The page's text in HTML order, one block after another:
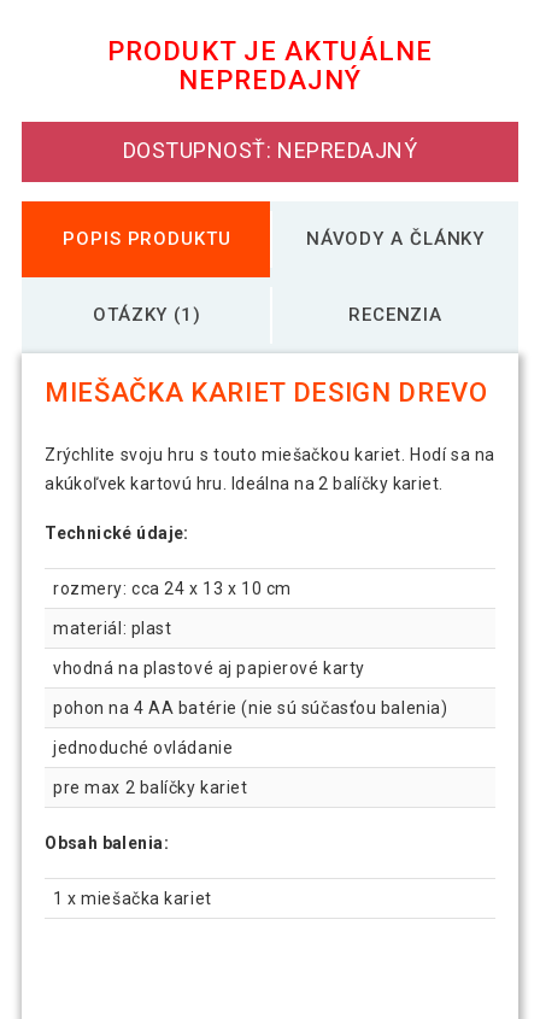
PRODUKT JE AKTUÁLNE
NEPREDAJNÝ
DOSTUPNOSŤ: NEPREDAJNÝ
POPIS PRODUKTU NÁVODY A ČLÁNKY
OTÁZKY (1) RECENZIA
MIEŠAČKA KARIET DESIGN DREVO
Zrýchlite svoju hru s touto miešačkou kariet. Hodí sa na
akúkoľvek kartovú hru. Ideálna na 2 balíčky kariet.
Technické údaje:
rozmery: cca 24 x 13 x 10 cm
materiál: plast
vhodná na plastové aj papierové karty
pohon na 4 AA batérie (nie sú súčasťou balenia)
jednoduché ovládanie
pre max 2 balíčky kariet
Obsah balenia:
1 x miešačka kariet